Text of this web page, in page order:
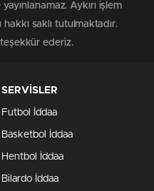
Aykırı işlem
saklı tutulmaktadır.
ederiz.
SERVİSLER
Futbol İddaa
Basketbol İddaa
Hentbol İddaa
Bilardo İddaa